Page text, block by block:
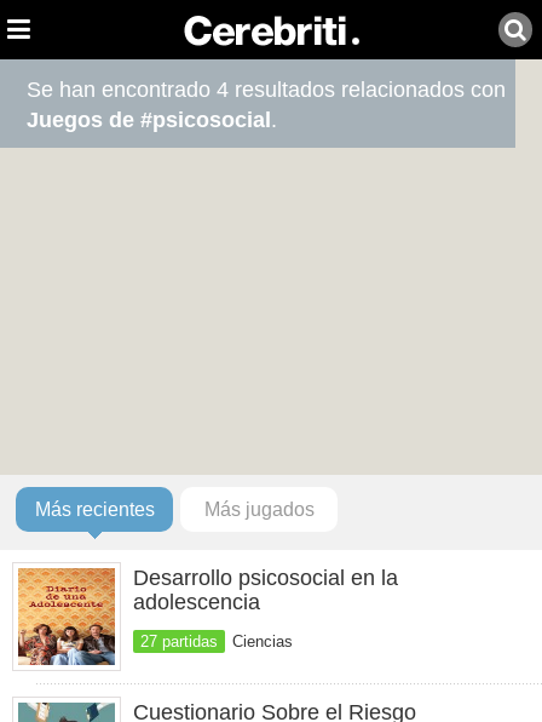
Se han encontrado 4 resultados relacionados con
Juegos de #psicosocial .
Más recientes Más jugados
Desarrollo psicosocial en la
adolescencia
27 partidas Ciencias
Cuestionario Sobre el Riesgo